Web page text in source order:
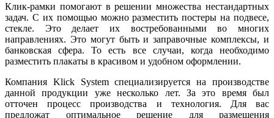
Клик-рамки помогают в решении множества нестандартных
задач. С их помощью можно разместить постеры на подвесе,
стекле. Это делает их востребованными во многих
направлениях. Это могут быть и заправочные комплексы, и
банковская сфера. То есть все случаи, когда необходимо
разместить плакаты в красивом и удобном оформлении.
Компания Klick System специализируется на производстве
данной продукции уже несколько лет. За это время был
отточен процесс производства и технология. Для вас
предложат оптимальное решение для размещения